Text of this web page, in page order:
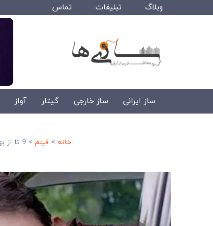
وبلاگ تبلیغات تماس
ساز ایرانی ساز خارجی گیتار آواز
خانه > فیلم> 9 تا از بهترین فیلم های هندی 2020+ لینک دانلود